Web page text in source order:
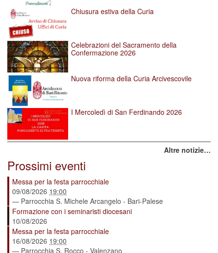
Chiusura estiva della Curia
Celebrazioni del Sacramento della
Confermazione 2026
Nuova riforma della Curia Arcivescovile
I Mercoledì di San Ferdinando 2026
Altre notizie…
Prossimi eventi
Messa per la festa parrocchiale
09/08/2026 19:00
— Parrocchia S. Michele Arcangelo - Bari-Palese
Formazione con i seminaristi diocesani
10/08/2026
Messa per la festa parrocchiale
16/08/2026 19:00
— Parrocchia S. Rocco - Valenzano